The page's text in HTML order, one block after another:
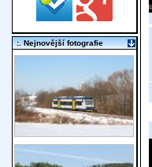
:. Nejnovější fotografie